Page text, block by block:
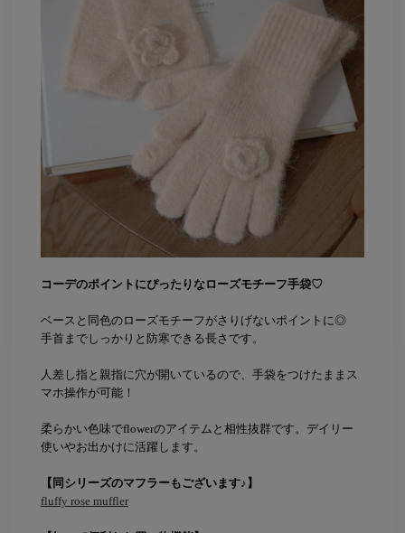
コーデのポイントにぴったりなローズモチーフ手袋♡
ベースと同色のローズモチーフがさりげないポイントに◎
手首までしっかりと防寒できる長さです。
人差し指と親指に穴が開いているので、手袋をつけたままス
マホ操作が可能！
柔らかい色味でflowerのアイテムと相性抜群です。デイリー
使いやお出かけに活躍します。
【同シリーズのマフラーもございます♪】
fluffy rose muffler